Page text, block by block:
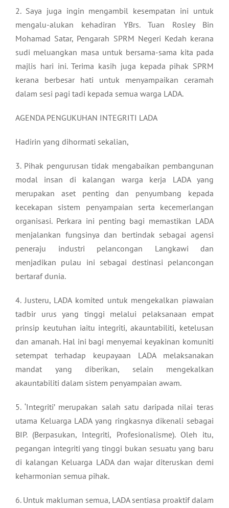
2. Saya juga ingin mengambil kesempatan ini untuk
mengalu-alukan kehadiran YBrs. Tuan Rosley Bin
Mohamad Satar, Pengarah SPRM Negeri Kedah kerana
sudi meluangkan masa untuk bersama-sama kita pada
majlis hari ini. Terima kasih juga kepada pihak SPRM
kerana berbesar hati untuk menyampaikan ceramah
dalam sesi pagi tadi kepada semua warga LADA.
AGENDA PENGUKUHAN INTEGRITI LADA
Hadirin yang dihormati sekalian,
3. Pihak pengurusan tidak mengabaikan pembangunan
modal insan di kalangan warga kerja LADA yang
merupakan aset penting dan penyumbang kepada
kecekapan sistem penyampaian serta kecemerlangan
organisasi. Perkara ini penting bagi memastikan LADA
menjalankan fungsinya dan bertindak sebagai agensi
peneraju industri pelancongan Langkawi dan
menjadikan pulau ini sebagai destinasi pelancongan
bertaraf dunia.
4. Justeru, LADA komited untuk mengekalkan piawaian
tadbir urus yang tinggi melalui pelaksanaan empat
prinsip keutuhan iaitu integriti, akauntabiliti, ketelusan
dan amanah. Hal ini bagi menyemai keyakinan komuniti
setempat terhadap keupayaan LADA melaksanakan
mandat yang diberikan, selain mengekalkan
akauntabiliti dalam sistem penyampaian awam.
5. ‘Integriti’ merupakan salah satu daripada nilai teras
utama Keluarga LADA yang ringkasnya dikenali sebagai
BIP. (Berpasukan, Integriti, Profesionalisme). Oleh itu,
pegangan integriti yang tinggi bukan sesuatu yang baru
di kalangan Keluarga LADA dan wajar diteruskan demi
keharmonian semua pihak.
6. Untuk makluman semua, LADA sentiasa proaktif dalam